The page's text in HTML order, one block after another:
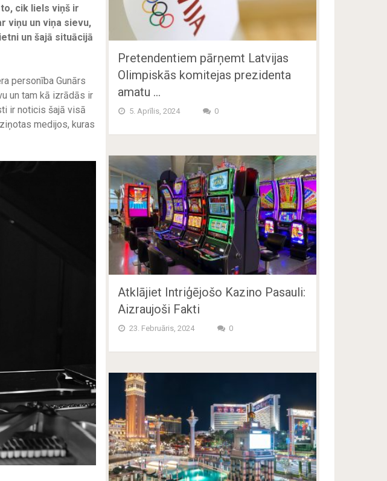
cik liels viņš ir
viņu un viņa sievu,
un šajā situācijā
personība Gunārs
un tam kā izrādās ir
ir noticis šajā visā
medijos, kuras
Pretendentiem pārņemt Latvijas
Olimpiskās komitejas prezidenta
amatu …
5. Aprīlis, 2024 0
Atklājiet Intriģējošo Kazino Pasauli:
Aizraujoši Fakti
23. Februāris, 2024 0